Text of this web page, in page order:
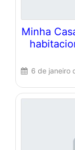
Minha
6 de janeiro